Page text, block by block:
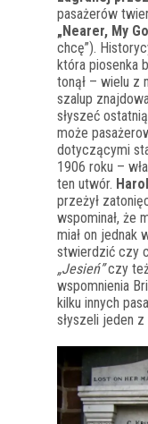
pasażerów
„Nearer, My
chcę”).
która piosenka
tonął – wielu z
szalup
słyszeć
może
dotyczącymi
1906 roku –
ten utwór.
przeżył
wspominał, że
miał on jednak
stwierdzić czy
„Jesień”czy
wspomnienia
kilku innych
słyszeli jeden